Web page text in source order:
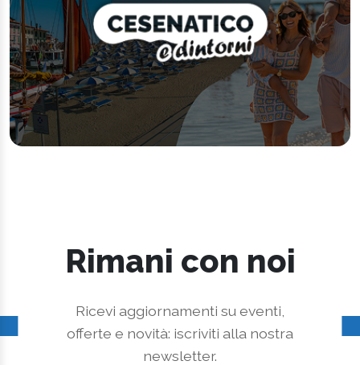
Rimani con noi
Ricevi aggiornamenti su eventi,
offerte e novità: iscriviti alla nostra
newsletter.